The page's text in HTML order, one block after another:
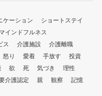
ケーション
ショートステイ
マインドフルネス
ス 介護施設
介護離職
怒り 愛着 手放す
投資
欲 死 気づき
理性
介護認定 親 観察
記憶